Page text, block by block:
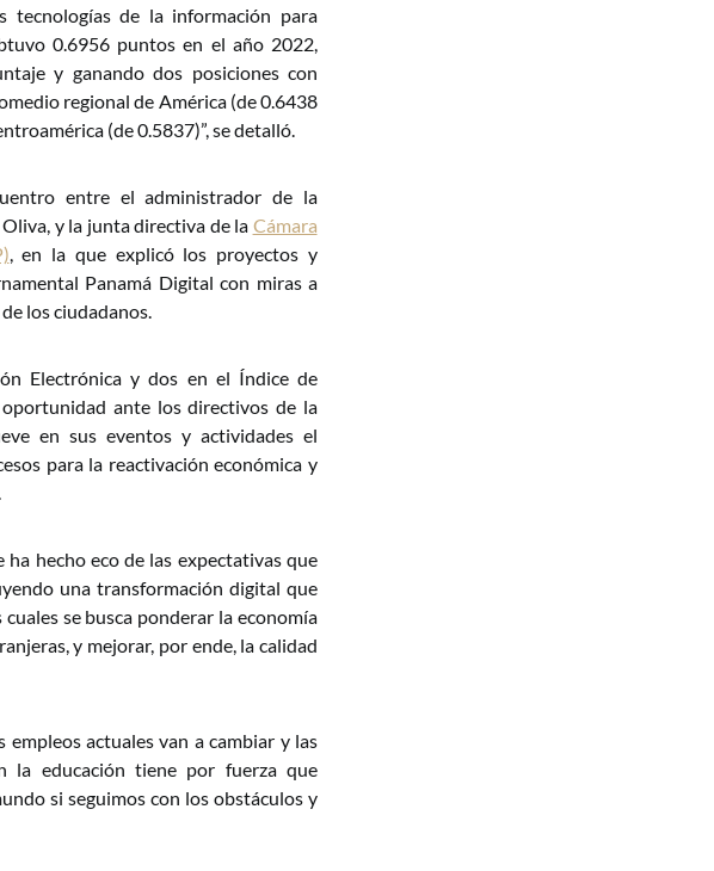
tecnologías de la información para
0.6956 puntos en el año 2022,
y ganando dos posiciones con
regional de América (de 0.6438
(de 0.5837)”, se detalló.
entre el administrador de la
Oliva, y la junta directiva de la Cámara
, en la que explicó los proyectos y
Panamá Digital con miras a
los ciudadanos.
Electrónica y dos en el Índice de
ante los directivos de la
en sus eventos y actividades el
para la reactivación económica y
hecho eco de las expectativas que
una transformación digital que
se busca ponderar la economía
y mejorar, por ende, la calidad
actuales van a cambiar y las
la educación tiene por fuerza que
si seguimos con los obstáculos y